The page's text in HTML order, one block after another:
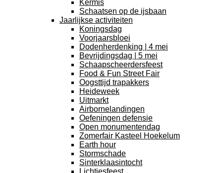
Kermis
Schaatsen op de ijsbaan
Jaarlijkse activiteiten
Koningsdag
Voorjaarsbloei
Dodenherdenking | 4 mei
Bevrijdingsdag | 5 mei
Schaapscheerdersfeest
Food & Fun Street Fair
Oogsttijd trapakkers
Heideweek
Uitmarkt
Airbornelandingen
Oefeningen defensie
Open monumentendag
Zomerfair Kasteel Hoekelum
Earth hour
Stormschade
Sinterklaasintocht
Lichtjesfeest